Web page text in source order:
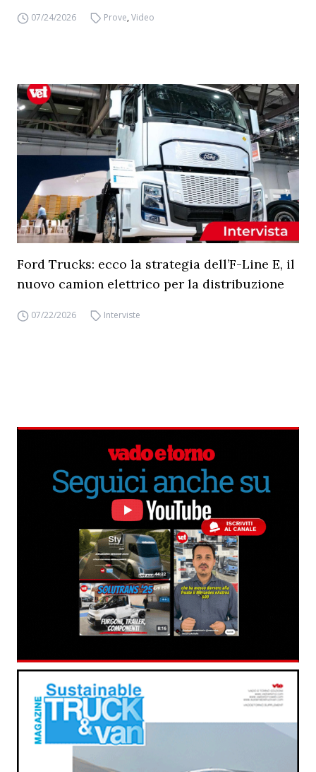
07/24/2026 Prove,Video
Ford Trucks: ecco la strategia dell’F-Line E, il
nuovo camion elettrico per la distribuzione
07/22/2026 Interviste